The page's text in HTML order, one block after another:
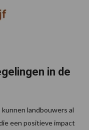
in de
landbouwers al
een positieve impact